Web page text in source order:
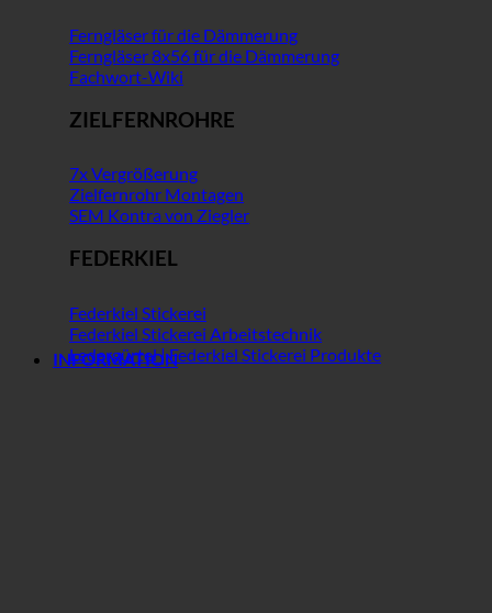
Ferngläser für die Dämmerung
Ferngläser 8x56 für die Dämmerung
Fachwort-Wiki
ZIELFERNROHRE
7x Vergrößerung
Zielfernrohr Montagen
SEM Kontra von Ziegler
FEDERKIEL
Federkiel Stickerei
Federkiel Stickerei Arbeitstechnik
Ledergürtel | Federkiel Stickerei Produkte
INFORMATION